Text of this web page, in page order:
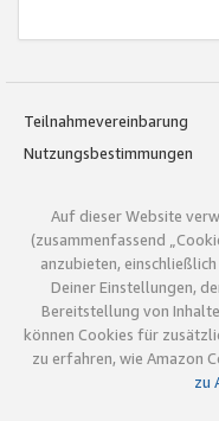
Teilnahmevereinbarung
Nutzungsbestimmungen
Auf dieser Website
(zusammenfassend
anzubieten,
Deiner Einstellungen,
Bereitstellung von
können Cookies für
zu erfahren, wie Amazon
zu